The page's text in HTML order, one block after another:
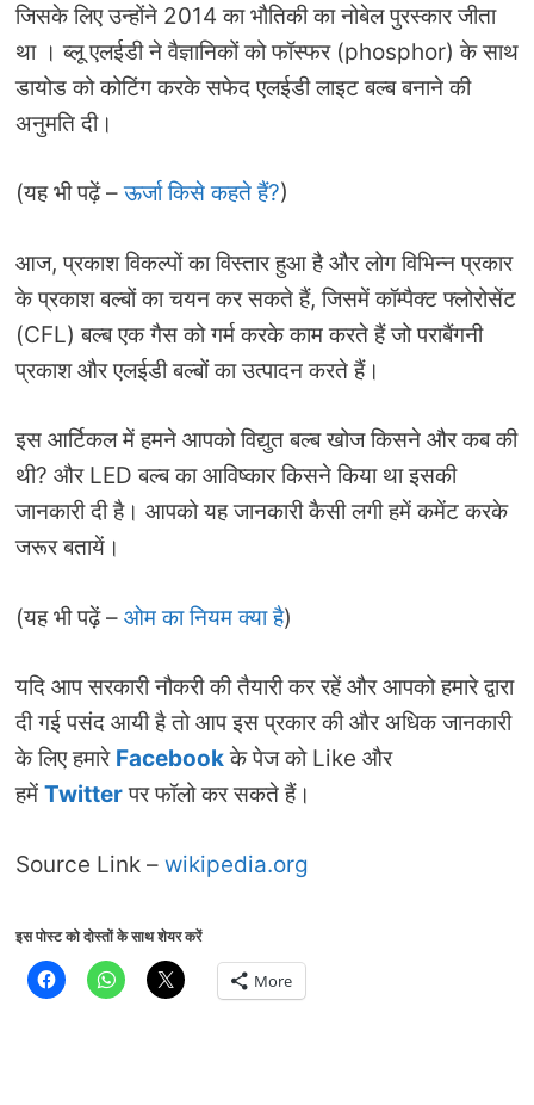
जिसके लिए उन्होंने 2014 का भौतिकी का नोबेल पुरस्कार जीता
था । ब्लू एलईडी ने वैज्ञानिकों को फॉस्फर (phosphor) के साथ
डायोड को कोटिंग करके सफेद एलईडी लाइट बल्ब बनाने की
अनुमति दी।
(यह भी पढ़ें –ऊर्जा किसे कहते हैं?)
आज, प्रकाश विकल्पों का विस्तार हुआ है और लोग विभिन्न प्रकार
के प्रकाश बल्बों का चयन कर सकते हैं, जिसमें कॉम्पैक्ट फ्लोरोसेंट
(CFL) बल्ब एक गैस को गर्म करके काम करते हैं जो पराबैंगनी
प्रकाश और एलईडी बल्बों का उत्पादन करते हैं।
इस आर्टिकल में हमने आपको विद्युत बल्ब खोज किसने और कब की
थी? और LED बल्ब का आविष्कार किसने किया था इसकी
जानकारी दी है। आपको यह जानकारी कैसी लगी हमें कमेंट करके
जरूर बतायें।
(यह भी पढ़ें – ओम का नियम क्या है)
यदि आप सरकारी नौकरी की तैयारी कर रहें और आपको हमारे द्वारा
दी गई पसंद आयी है तो आप इस प्रकार की और अधिक जानकारी
के लिए हमारे Facebookके पेज को Like और
हमें Twitterपर फॉलो कर सकते हैं।
Source Link – wikipedia.org
इस पोस्ट को दोस्तों के साथ शेयर करें
More